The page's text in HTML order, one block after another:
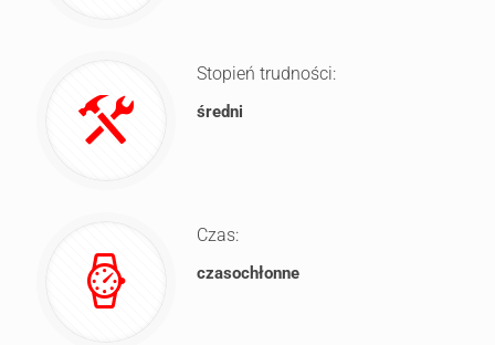
Stopień trudności:
średni
Czas:
czasochłonne